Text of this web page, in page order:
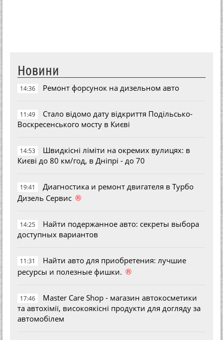
Новини
14:36 Ремонт форсунок на дизельном авто
11:49
Стало відомо дату відкриття Подільсько-
Воскресенського мосту в Києві
14:53
Швидкісні ліміти на окремих вулицях: в
Києві до 80 км/год, в Дніпрі - до 70
19:41
Диагностика и ремонт двигателя в Турбо
Дизель Сервис ®
14:25
Найти подержанное авто: секреты выбора
доступных вариантов
11:31
Найти авто для приобретения: лучшие
ресурсы и полезные фишки. ®
17:46
Master Care Shop - магазин автокосметики
та автохімії, високоякісні продукти для догляду за
автомобілем